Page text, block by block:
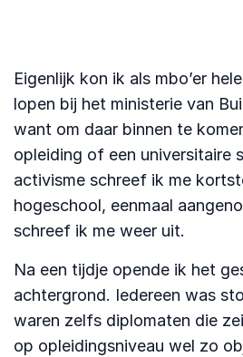
Eigenlijk kon ik als mbo’er
lopen bij het ministerie van
want om daar binnen te
opleiding of een universitaire
activisme schreef ik me
hogeschool, eenmaal
schreef ik me weer uit.
Na een tijdje opende ik het
achtergrond. Iedereen was
waren zelfs diplomaten die
op opleidingsniveau wel zo